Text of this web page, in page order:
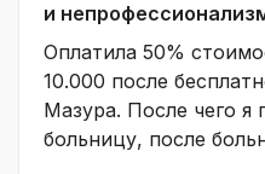
и
Оплатила 50%
10.000 после
Мазура. После чего я
больницу, после